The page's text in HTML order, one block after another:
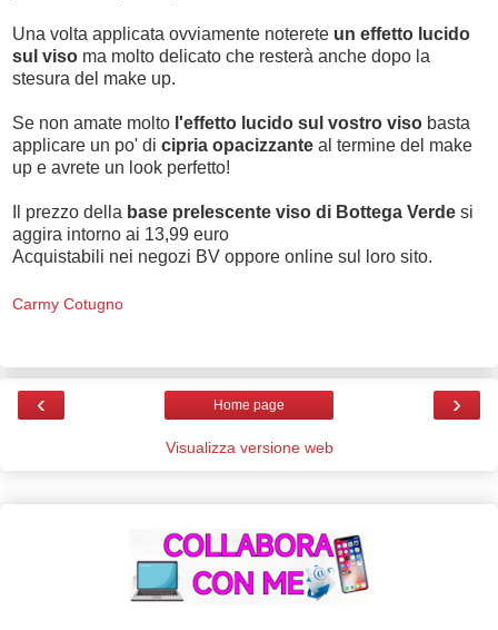
Una volta applicata ovviamente noterete un effetto lucido
sul viso ma molto delicato che resterà anche dopo la
stesura del make up.
Se non amate molto l'effetto lucido sul vostro viso basta
applicare un po' di cipria opacizzante al termine del make
up e avrete un look perfetto!
Il prezzo della base prelescente viso di Bottega Verde si
aggira intorno ai 13,99 euro
Acquistabili nei negozi BV oppore online sul loro sito.
Carmy Cotugno
‹ ›
Home page
Visualizza versione web